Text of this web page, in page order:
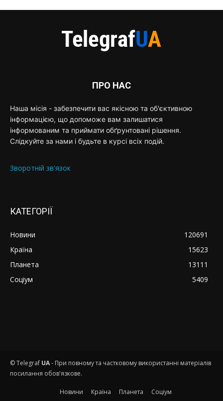
ПРО НАС
Наша місія - забезпечити вас якісною та об'єктивною
інформацією, що допоможе вам залишатися
інформованим та приймати обґрунтовані рішення.
Слідкуйте за нами і будьте в курсі всіх подій.
Зворотній зв'язок
КАТЕГОРІЇ
Новини
120691
Країна
15623
Планета
13111
Соціум
5409
© Telegraf UA- При повному та частковому використанні матеріалів
посилання обов'язкове.
Новини Країна Планета Соціум